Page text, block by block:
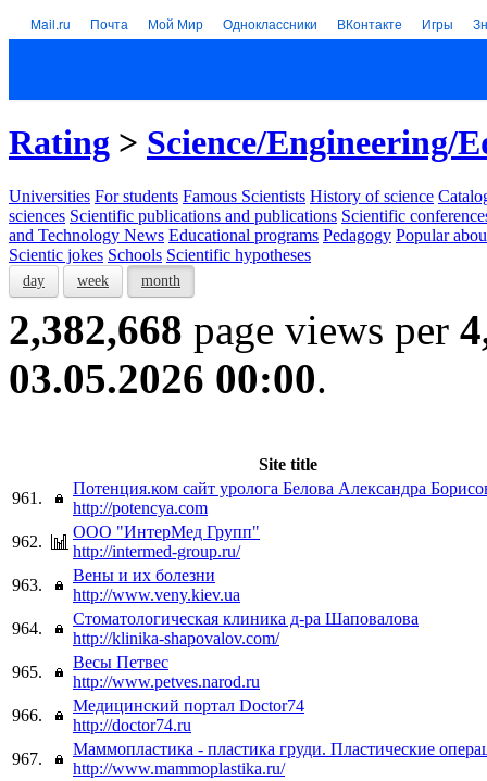
Mail.ru Почта Мой Мир Одноклассники ВКонтакте Игры
Rating > Science/Engineering/
Universities For students Famous Scientists History of science
sciences Scientific publications and publications Scientific
and Technology News Educational programs Pedagogy Popular
Scientic jokes Schools Scientific hypotheses
day week month
2,382,668 page views per
03.05.2026 00:00.
Site title
961.
Потенция.ком сайт уролога Белова Александра
http://potencya.com
962.
ООО "ИнтерМед Групп"
http://intermed-group.ru/
963.
Вены и их болезни
http://www.veny.kiev.ua
964.
Стоматологическая клиника д-ра Шаповалова
http://klinika-shapovalov.com/
965.
Весы Петвес
http://www.petves.narod.ru
966.
Медицинский портал Doctor74
http://doctor74.ru
967.
Маммопластика - пластика груди. Пластические
http://www.mammoplastika.ru/